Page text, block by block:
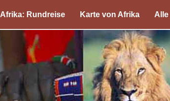
Afrika: Rundreise Karte von Afrika